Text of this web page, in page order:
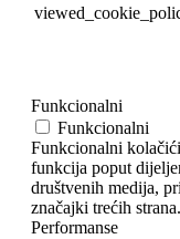
Funkcionalni
Funkcionalni
Funkcionalni
funkcija poput
društvenih medija,
značajki trećih strana.
Performanse